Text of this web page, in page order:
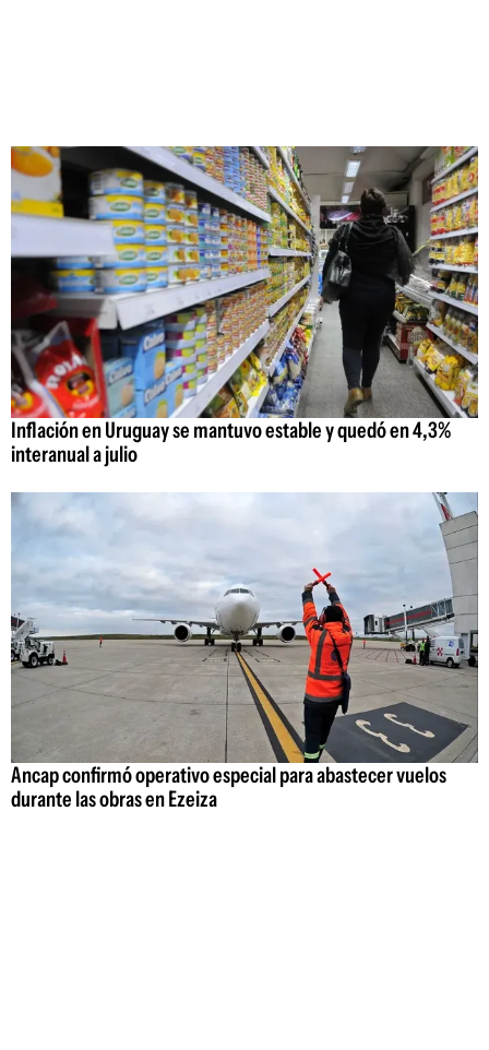
Inflación en Uruguay se mantuvo estable y quedó en 4,3%
interanual a julio
Ancap confirmó operativo especial para abastecer vuelos
durante las obras en Ezeiza